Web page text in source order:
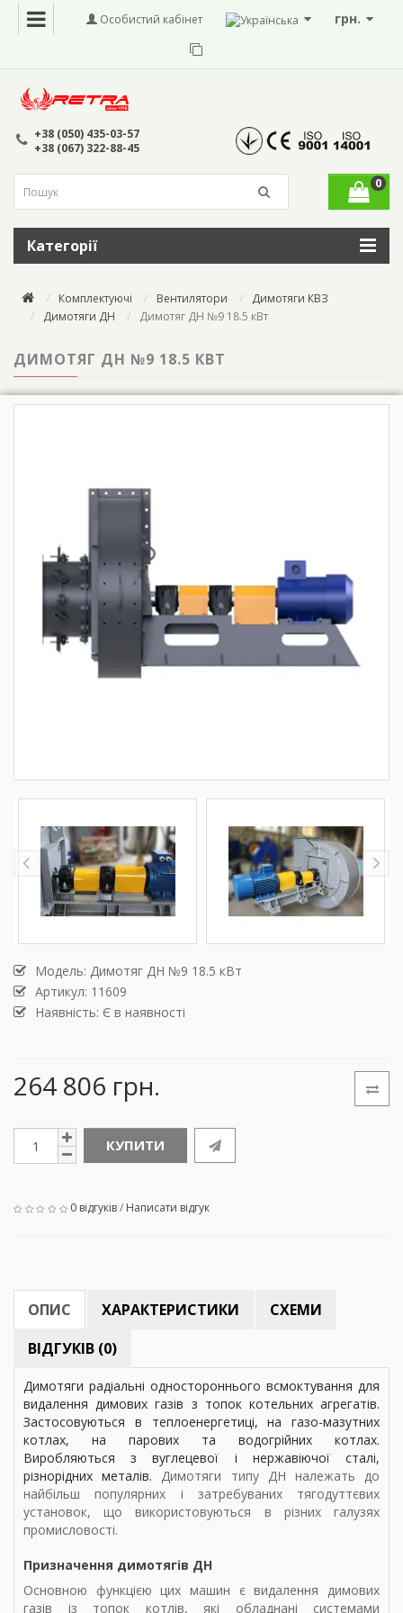
грн.
Особистий кабінет
+38 (050) 435-03-57
+38 (067) 322-88-45
0
Категорії
Комплектуючі Вентилятори
Димотяги КВЗ
Димотяги ДН
Димотяг ДН №9 18.5 кВт
ДИМОТЯГ ДН №9 18.5 КВТ
Модель: Димотяг ДН №9 18.5 кВт
Артикул: 11609
Наявність: Є в наявності
264 806 грн.
КУПИТИ
0 відгуків/ Написати відгук
ОПИС ХАРАКТЕРИСТИКИ
СХЕМИ
ВІДГУКІВ (0)
Димотяги радіальні одностороннього всмоктування для
видалення димових газів з топок котельних агрегатів.
Застосовуються в теплоенергетиці, на газо-мазутних
котлах, на парових та водогрійних котлах.
Виробляються з вуглецевої і нержавіючої сталі,
різнорідних металів.Димотяги типу ДН належать до
найбільш популярних і затребуваних тягодуттєвих
установок, що використовуються в різних галузях
промисловості.
Призначення димотягів ДН
Основною функцією цих машин є видалення димових
газів із топок котлів, які обладнані системами